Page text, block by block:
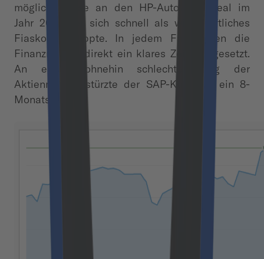
möglicherweise an den HP-Autonomy-Deal im
Jahr 2011, der sich schnell als wirtschaftliches
Fiasko entpuppte. In jedem Fall haben die
Finanzmärkte direkt ein klares Zeichen gesetzt.
An einem ohnehin schlechten Tag der
Aktienmärkte stürzte der SAP-Kurs auf ein 8-
Monats-Tief.